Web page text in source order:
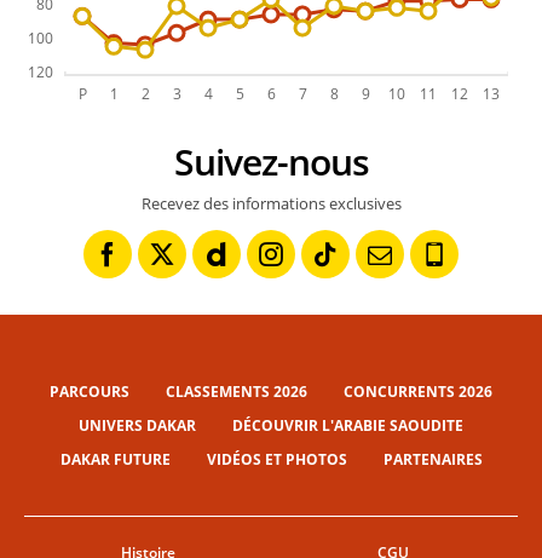
Suivez-nous
Recevez des informations exclusives
PARCOURS CLASSEMENTS 2026
CONCURRENTS 2026
UNIVERS DAKAR
DÉCOUVRIR L'ARABIE SAOUDITE
DAKAR FUTURE
VIDÉOS ET PHOTOS PARTENAIRES
Histoire CGU